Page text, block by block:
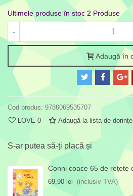
Ultimele produse în stoc 2 Produse
-
Adaugă în
Cod produs: 9786069535707
LOVE 0 Adaugă la lista de dorințe
S-ar putea să-ți placă și
Conni coace 65 de rețete
69,90 lei (inclusiv TVA)